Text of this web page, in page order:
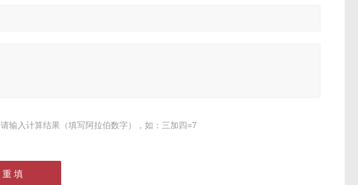
请输入计算结果（填写阿拉伯数字），如：三加四=7